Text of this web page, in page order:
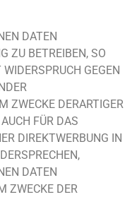
DATEN
ZU BETREIBEN, SO
GEGEN
ZWECKE DERARTIGER
FÜR DAS
DIREKTWERBUNG IN
DATEN
ZWECKE DER